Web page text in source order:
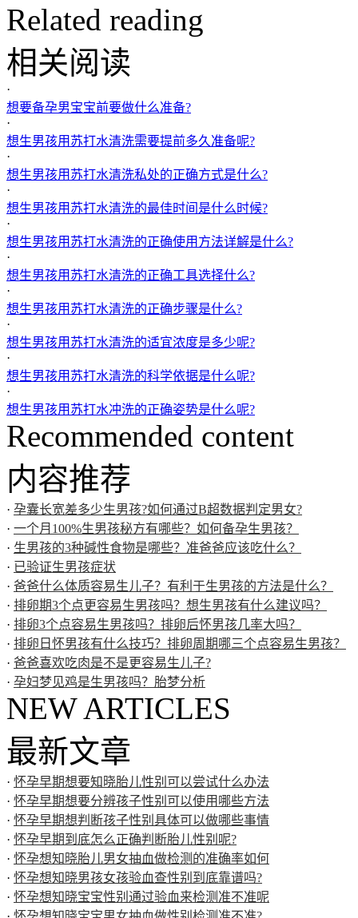
Related reading
相关阅读
·
想要备孕男宝宝前要做什么准备?
·
想生男孩用苏打水清洗需要提前多久准备呢?
·
想生男孩用苏打水清洗私处的正确方式是什么?
·
想生男孩用苏打水清洗的最佳时间是什么时候?
·
想生男孩用苏打水清洗的正确使用方法详解是什么?
·
想生男孩用苏打水清洗的正确工具选择什么?
·
想生男孩用苏打水清洗的正确步骤是什么?
·
想生男孩用苏打水清洗的适宜浓度是多少呢?
·
想生男孩用苏打水清洗的科学依据是什么呢?
·
想生男孩用苏打水冲洗的正确姿势是什么呢?
Recommended content
内容推荐
· 孕囊长宽差多少生男孩?如何通过B超数据判定男女?
· 一个月100%生男孩秘方有哪些？如何备孕生男孩？
· 生男孩的3种碱性食物是哪些？准爸爸应该吃什么？
· 已验证生男孩症状
· 爸爸什么体质容易生儿子？有利于生男孩的方法是什么？
· 排卵期3个点更容易生男孩吗？想生男孩有什么建议吗？
· 排卵3个点容易生男孩吗？排卵后怀男孩几率大吗？
· 排卵日怀男孩有什么技巧？排卵周期哪三个点容易生男孩？
· 爸爸喜欢吃肉是不是更容易生儿子?
· 孕妇梦见鸡是生男孩吗？胎梦分析
NEW ARTICLES
最新文章
· 怀孕早期想要知晓胎儿性别可以尝试什么办法
· 怀孕早期想要分辨孩子性别可以使用哪些方法
· 怀孕早期想判断孩子性别具体可以做哪些事情
· 怀孕早期到底怎么正确判断胎儿性别呢?
· 怀孕想知晓胎儿男女抽血做检测的准确率如何
· 怀孕想知晓男孩女孩验血查性别到底靠谱吗?
· 怀孕想知晓宝宝性别通过验血来检测准不准呢